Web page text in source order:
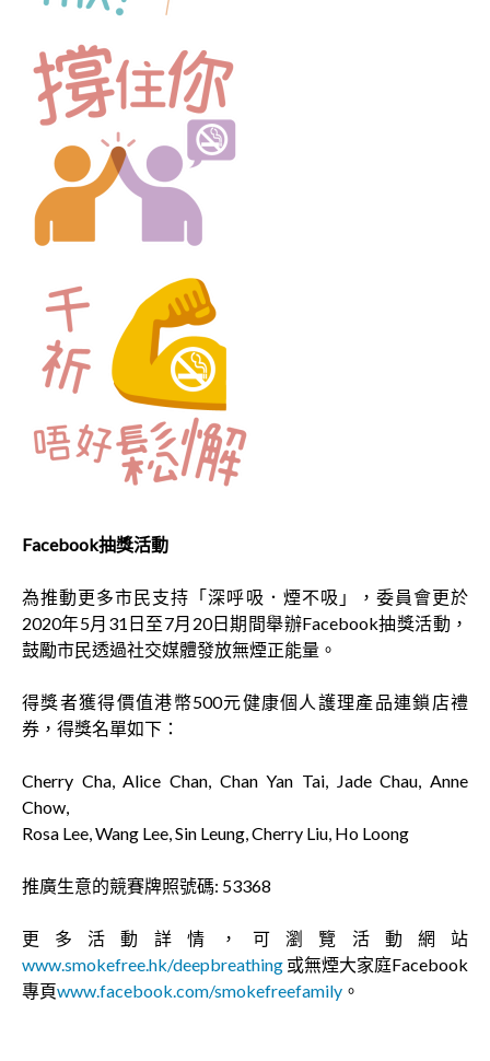
Facebook抽獎活動
為推動更多市民支持「深呼吸．煙不吸」，委員會更於
2020年5月31日至7月20日期間舉辦Facebook抽獎活動，
鼓勵市民透過社交媒體發放無煙正能量。
得獎者獲得價值港幣500元健康個人護理產品連鎖店禮
券，得獎名單如下：
Cherry Cha, Alice Chan, Chan Yan Tai, Jade Chau, Anne
Chow,
Rosa Lee, Wang Lee, Sin Leung, Cherry Liu, Ho Loong
推廣生意的競賽牌照號碼: 53368
更多活動詳情，可瀏覽活動網站
www.smokefree.hk/deepbreathing 或無煙大家庭Facebook
專頁www.facebook.com/smokefreefamily 。